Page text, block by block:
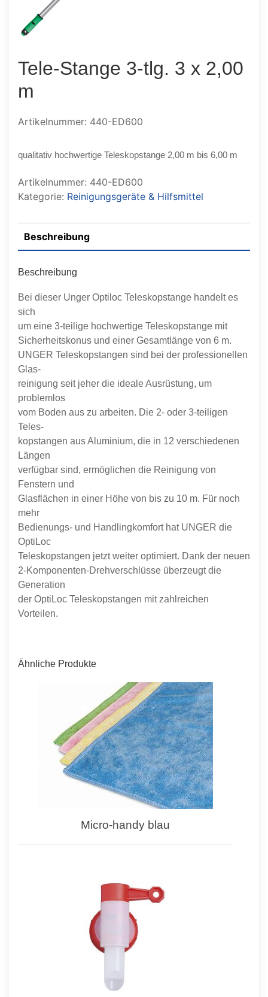
Tele-Stange 3-tlg. 3 x 2,00
m
Artikelnummer: 440-ED600
qualitativ hochwertige Teleskopstange 2,00 m bis 6,00 m
Artikelnummer: 440-ED600
Kategorie: Reinigungsgeräte & Hilfsmittel
Beschreibung
Beschreibung
Bei dieser Unger Optiloc Teleskopstange handelt es
sich
um eine 3-teilige hochwertige Teleskopstange mit
Sicherheitskonus und einer Gesamtlänge von 6 m.
UNGER Teleskopstangen sind bei der professionellen
Glas-
reinigung seit jeher die ideale Ausrüstung, um
problemlos
vom Boden aus zu arbeiten. Die 2- oder 3-teiligen
Teles-
kopstangen aus Aluminium, die in 12 verschiedenen
Längen
verfügbar sind, ermöglichen die Reinigung von
Fenstern und
Glasflächen in einer Höhe von bis zu 10 m. Für noch
mehr
Bedienungs- und Handlingkomfort hat UNGER die
OptiLoc
Teleskopstangen jetzt weiter optimiert. Dank der neuen
2-Komponenten-Drehverschlüsse überzeugt die
Generation
der OptiLoc Teleskopstangen mit zahlreichen
Vorteilen.
Ähnliche Produkte
Micro-handy blau